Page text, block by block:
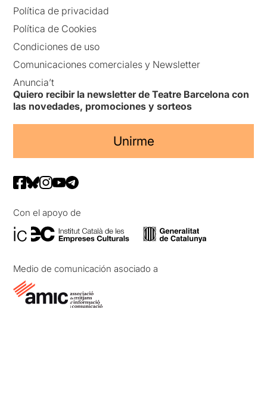
Política de privacidad
Política de Cookies
Condiciones de uso
Comunicaciones comerciales y Newsletter
Anuncia’t
Quiero recibir la newsletter de Teatre Barcelona con
las novedades, promociones y sorteos
Unirme
Con el apoyo de
Medio de comunicación asociado a